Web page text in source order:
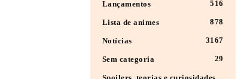
Lançamentos 516
Lista de animes 878
Notícias 3167
Sem categoria 29